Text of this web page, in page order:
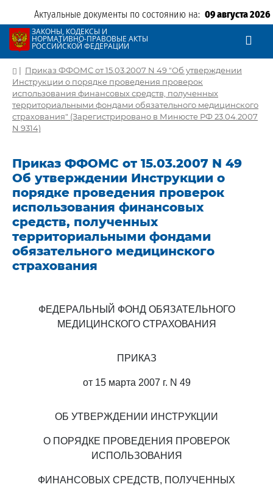
Актуальные документы по состоянию на: 09 августа 2026
ЗАКОНЫ, КОДЕКСЫ И
НОРМАТИВНО-ПРАВОВЫЕ АКТЫ
РОССИЙСКОЙ ФЕДЕРАЦИИ
| Приказ ФФОМС от 15.03.2007 N 49 "Об утверждении
Инструкции о порядке проведения проверок
использования финансовых средств, полученных
территориальными фондами обязательного медицинского
страхования" (Зарегистрировано в Минюсте РФ 23.04.2007
N 9314)
Приказ ФФОМС от 15.03.2007 N 49
Об утверждении Инструкции о
порядке проведения проверок
использования финансовых
средств, полученных
территориальными фондами
обязательного медицинского
страхования
ФЕДЕРАЛЬНЫЙ ФОНД ОБЯЗАТЕЛЬНОГО
МЕДИЦИНСКОГО СТРАХОВАНИЯ
ПРИКАЗ
от 15 марта 2007 г. N 49
ОБ УТВЕРЖДЕНИИ ИНСТРУКЦИИ
О ПОРЯДКЕ ПРОВЕДЕНИЯ ПРОВЕРОК
ИСПОЛЬЗОВАНИЯ
ФИНАНСОВЫХ СРЕДСТВ, ПОЛУЧЕННЫХ